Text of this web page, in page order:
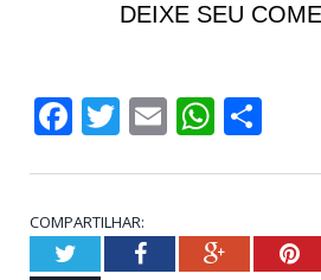
DEIXE SEU
Facebook
Twitter
Email
COMPARTILHAR:
TwitterFacebookGoogle+